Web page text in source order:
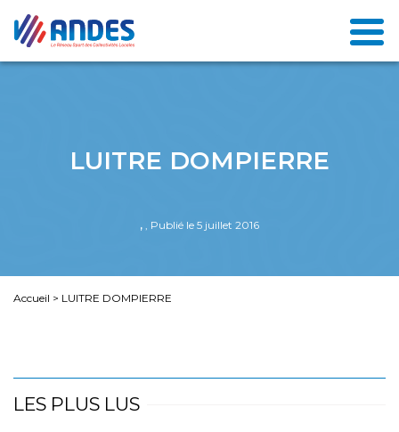
LUITRE DOMPIERRE
, , Publié le 5 juillet 2016
Accueil > LUITRE DOMPIERRE
LES PLUS LUS